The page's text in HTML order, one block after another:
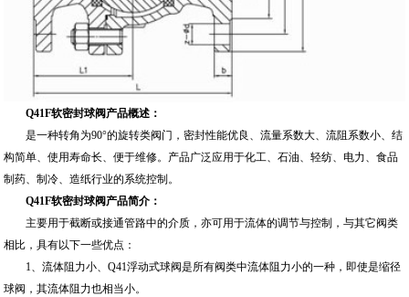
Q41F软密封球阀产品概述：
是一种转角为90°的旋转类阀门，密封性能优良、流量系数大、流阻系数小、结
构简单、使用寿命长、便于维修。产品广泛应用于化工、石油、轻纺、电力、食品
制药、制冷、造纸行业的系统控制。
Q41F软密封球阀产品简介：
主要用于截断或接通管路中的介质，亦可用于流体的调节与控制，与其它阀类
相比，具有以下一些优点：
1、流体阻力小、Q41浮动式球阀是所有阀类中流体阻力小的一种，即使是缩径
球阀，其流体阻力也相当小。